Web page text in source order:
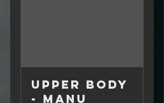
Upper Body
- Manu